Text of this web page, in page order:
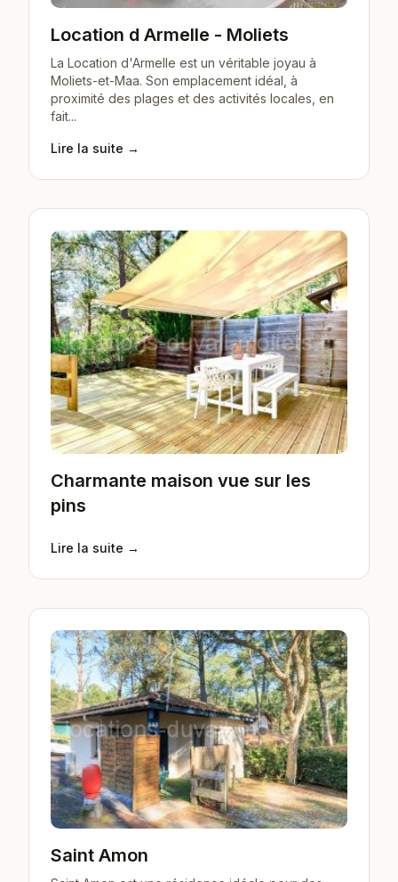
Location d Armelle - Moliets
La Location d'Armelle est un véritable joyau à
Moliets-et-Maa. Son emplacement idéal, à
proximité des plages et des activités locales, en
fait...
Lire la suite →
Charmante maison vue sur les
pins
Lire la suite →
Saint Amon